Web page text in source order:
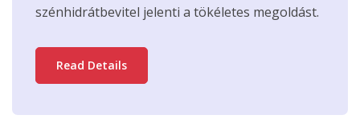
szénhidrátbevitel jelenti a tökéletes megoldást.
Read Details